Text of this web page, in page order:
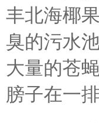
丰北海椰
臭的污水
大量的苍
膀子在一